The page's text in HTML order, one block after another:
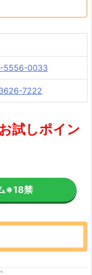
5556-0033
7222
試しポイン
※18禁